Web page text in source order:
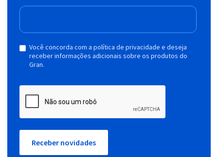
Você concorda com a política de privacidade e deseja
receber informações adicionais sobre os produtos do
Gran.
Receber novidades